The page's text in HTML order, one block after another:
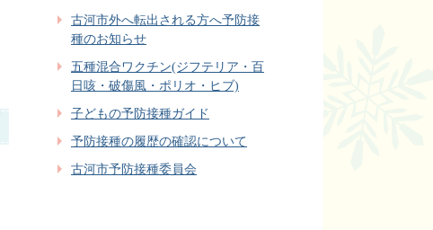
古河市外へ転出される方へ予防接
種のお知らせ
五種混合ワクチン(ジフテリア・百
日咳・破傷風・ポリオ・ヒブ)
子どもの予防接種ガイド
予防接種の履歴の確認について
古河市予防接種委員会